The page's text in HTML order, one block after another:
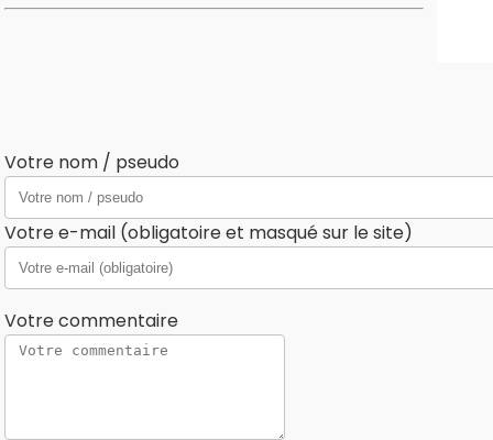
Votre nom / pseudo
Votre e-mail (obligatoire et masqué sur le site)
Votre commentaire